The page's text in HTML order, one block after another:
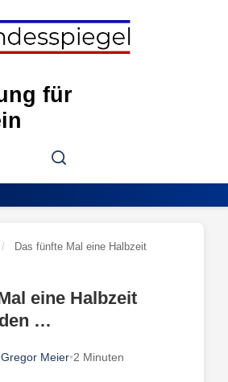
für
Search
/
Das fünfte Mal eine Halbzeit
eine Halbzeit
…
Gregor Meier•2 Minuten